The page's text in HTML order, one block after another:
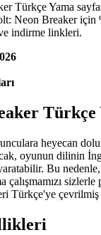
Türkçe Yama
Neon Breaker için
indirme linkleri.
Türkçe
heyecan
oyunun dilinin
Bu
sizlerle
Türkçe'ye çevrilmiş